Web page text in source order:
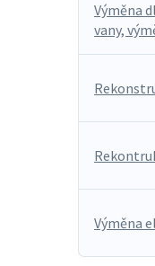
Výměna
vany,
Výměna